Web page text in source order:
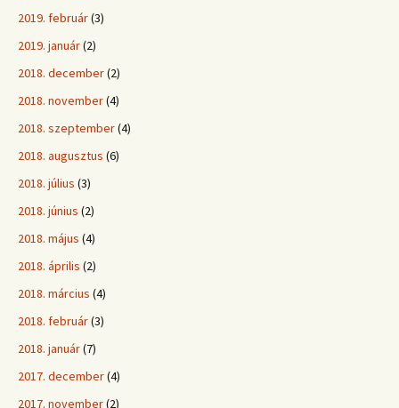
2019. február(3)
2019. január(2)
2018. december(2)
2018. november(4)
2018. szeptember(4)
2018. augusztus (6)
2018. július (3)
2018. június (2)
2018. május (4)
2018. április (2)
2018. március (4)
2018. február(3)
2018. január(7)
2017. december(4)
2017. november(2)